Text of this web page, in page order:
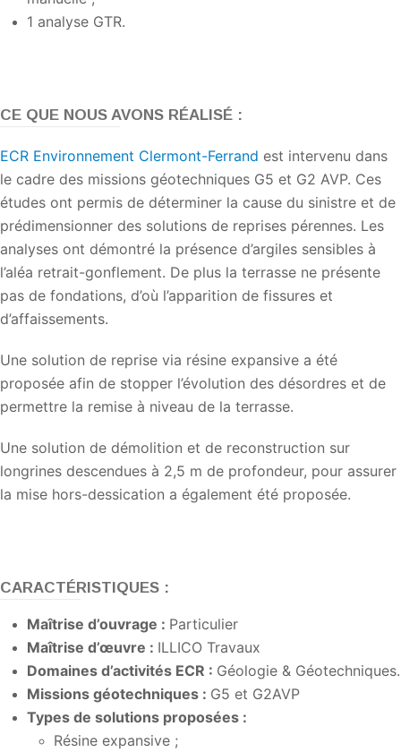
1 analyse GTR.
CE QUE NOUS AVONS RÉALISÉ :
ECR Environnement Clermont-Ferrand est intervenu dans
le cadre des missions géotechniques G5 et G2 AVP. Ces
études ont permis de déterminer la cause du sinistre et de
prédimensionner des solutions de reprises pérennes. Les
analyses ont démontré la présence d’argiles sensibles à
l’aléa retrait-gonflement. De plus la terrasse ne présente
pas de fondations, d’où l’apparition de fissures et
d’affaissements.
Une solution de reprise via résine expansive a été
proposée afin de stopper l’évolution des désordres et de
permettre la remise à niveau de la terrasse.
Une solution de démolition et de reconstruction sur
longrines descendues à 2,5 m de profondeur, pour assurer
la mise hors-dessication a également été proposée.
CARACTÉRISTIQUES :
Maîtrise d’ouvrage : Particulier
Maîtrise d’œuvre : ILLICO Travaux
Domaines d’activités ECR : Géologie & Géotechniques.
Missions géotechniques : G5 et G2AVP
Types de solutions proposées :
Résine expansive ;